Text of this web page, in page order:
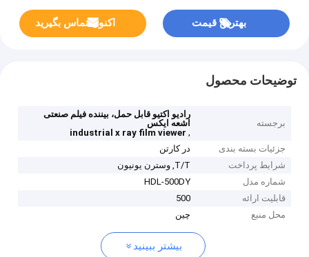
بهترین قیمت اکنون تماس بگیرید
توضیحات محصول
برجسته
رادیو اکتیو قابل حمل، بیننده فیلم صنعتی
اشعه ایکس
,
industrial x ray film viewer
جزئیات بسته بندی
در کارتن
شرایط پرداخت
T/T, وسترن یونیون
شماره مدل
HDL-500DY
قابلیت ارائه
500
محل منبع
چين
بیشتر ببینید